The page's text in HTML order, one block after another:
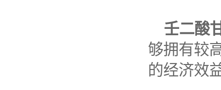
壬二酸
够拥有较
的经济效